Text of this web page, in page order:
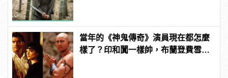
當年的《神鬼傳奇》演員現在都怎麼
樣了？印和闐一樣帥，布蘭登費雪大